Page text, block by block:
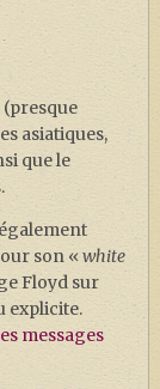
asiatiques,
que le
son «white
Floyd sur
explicite.
messages